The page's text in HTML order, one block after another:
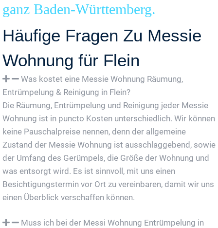
ganz Baden-Württemberg.
Häufige Fragen Zu Messie
Wohnung für Flein
Was kostet eine Messie Wohnung Räumung,
Entrümpelung & Reinigung in Flein?
Die Räumung, Entrümpelung und Reinigung jeder Messie
Wohnung ist in puncto Kosten unterschiedlich. Wir können
keine Pauschalpreise nennen, denn der allgemeine
Zustand der Messie Wohnung ist ausschlaggebend, sowie
der Umfang des Gerümpels, die Größe der Wohnung und
was entsorgt wird. Es ist sinnvoll, mit uns einen
Besichtigungstermin vor Ort zu vereinbaren, damit wir uns
einen Überblick verschaffen können.
Muss ich bei der Messi Wohnung Entrümpelung in